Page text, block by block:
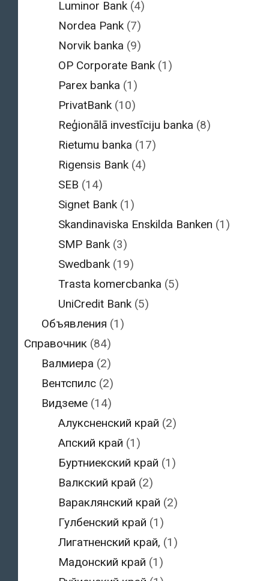
Luminor Bank (4)
Nordea Pank (7)
Norvik banka (9)
OP Corporate Bank (1)
Parex banka (1)
PrivatBank (10)
Reģionālā investīciju banka (8)
Rietumu banka (17)
Rigensis Bank (4)
SEB (14)
Signet Bank (1)
Skandinaviska Enskilda Banken (1)
SMP Bank (3)
Swedbank (19)
Trasta komercbanka (5)
UniCredit Bank (5)
Объявления (1)
Справочник (84)
Валмиера (2)
Вентспилс(2)
Видземе(14)
Алуксненский край (2)
Апский край (1)
Буртниекский край (1)
Валкский край (2)
Вараклянский край (2)
Гулбенский край (1)
Лигатненский край, (1)
Мадонский край (1)